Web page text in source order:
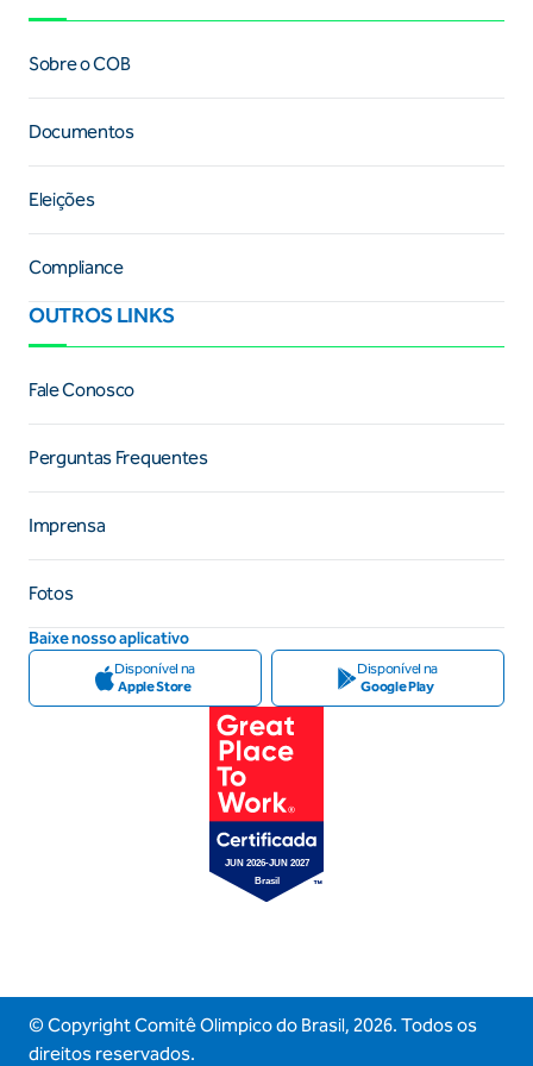
Sobre o COB
Documentos
Eleições
Compliance
OUTROS LINKS
Fale Conosco
Perguntas Frequentes
Imprensa
Fotos
Baixe nosso aplicativo
Disponível na
Apple Store
Disponível na
Google Play
© Copyright Comitê Olimpico do Brasil, 2026. Todos os
direitos reservados.